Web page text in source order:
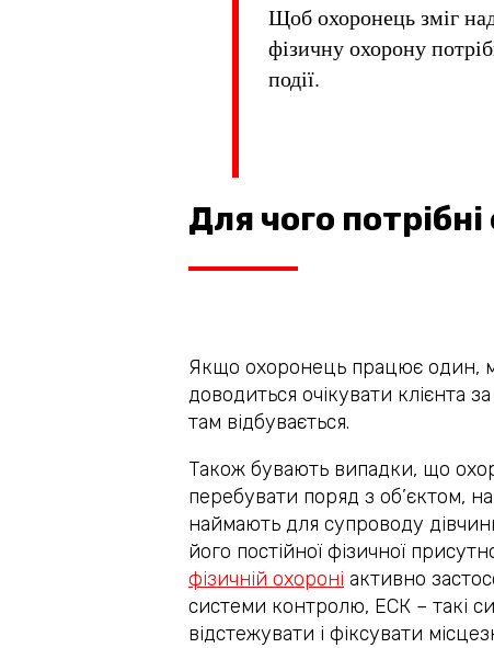
Щоб охоронець зміг
фізичну охорону
події.
Для чого
Якщо охоронець працює один,
доводиться очікувати клієнта
там відбувається.
Також бувають випадки, що
перебувати поряд з об’єктом,
наймають для супроводу
його постійної фізичної
фізичній охороні активно
системи контролю, ЕСК – такі
відстежувати і фіксувати